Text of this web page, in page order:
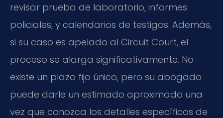
revisar prueba de laboratorio, informes
policiales, y calendarios de testigos. Además,
si su caso es apelado al Circuit Court, el
proceso se alarga significativamente. No
existe un plazo fijo único, pero su abogado
puede darle un estimado aproximado una
vez que conozca los detalles específicos de